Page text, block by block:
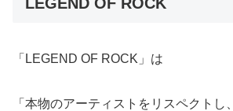
「LEGEND OF ROCK」は
「本物のアーティストをリスペクトし、